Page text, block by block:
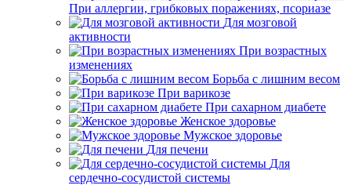
При аллергии, грибковых поражениях, псориазе
Для мозговой
активности
При возрастных
изменениях
Борьба с лишним весом
При варикозе
При сахарном диабете
Женское здоровье
Мужское здоровье
Для печени
Для
сердечно-сосудистой системы